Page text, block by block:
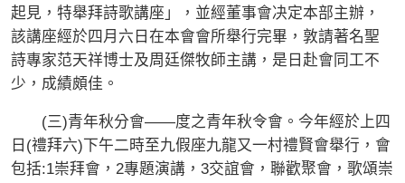
起見，特舉拜詩歌講座」，並經董事會决定本部主辦，
該講座經於四月六日在本會會所舉行完畢，敦請著名聖
詩專家范天祥博士及周廷傑牧師主講，是日赴會同工不
少，成績頗佳。
(三)青年秋分會——度之青年秋令會。今年經於上四
日(禮拜六)下午二時至九假座九龍又一村禮賢會舉行，會
包括:1崇拜會，2專題演講，3交誼會，聯歡聚會，歌頌崇